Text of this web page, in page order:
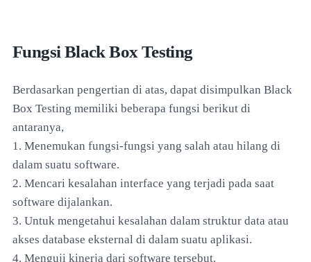
Fungsi Black Box Testing
Berdasarkan pengertian di atas, dapat disimpulkan Black
Box Testing memiliki beberapa fungsi berikut di
antaranya,
1. Menemukan fungsi-fungsi yang salah atau hilang di
dalam suatu software.
2. Mencari kesalahan interface yang terjadi pada saat
software dijalankan.
3. Untuk mengetahui kesalahan dalam struktur data atau
akses database eksternal di dalam suatu aplikasi.
4. Menguji kinerja dari software tersebut.